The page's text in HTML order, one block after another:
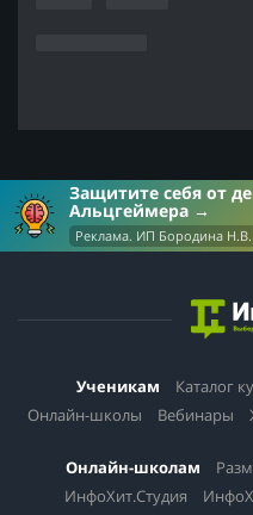
Защитите себя от
Альцгеймера
Реклама. ИП Бородина
Ученикам Каталог
Онлайн-школы
Вебинары
Онлайн-школам
ИнфоХит.Студия